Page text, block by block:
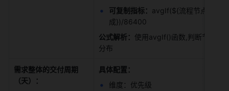
可复制指标： avgIf(${流程节点}.${节
成})/86400
公式解析： 使用avgIf()函数,判断节点状
分布
需求整体的交付周期
（天）：
具体配置：
维度：优先级